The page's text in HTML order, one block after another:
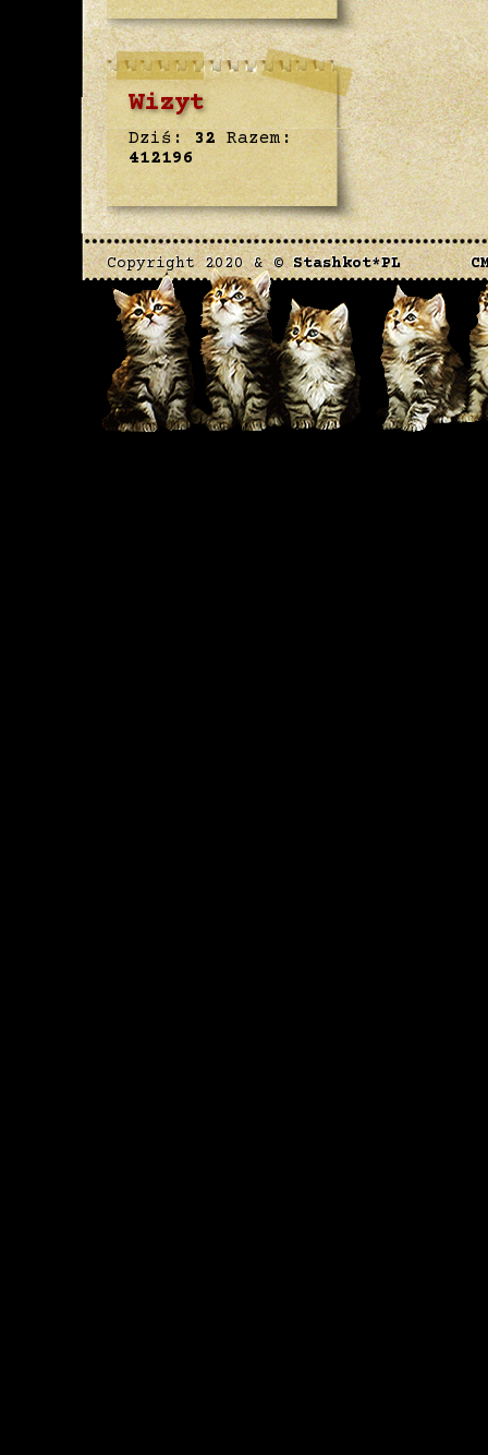
Wizyt
Dziś:32
Razem:
412196
Copyright 2020 & ©Stashkot*PL